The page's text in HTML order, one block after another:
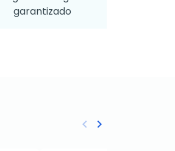
garantizado
Anterior
keyboard_arrow_left Siguiente
keyboard_arrow_right